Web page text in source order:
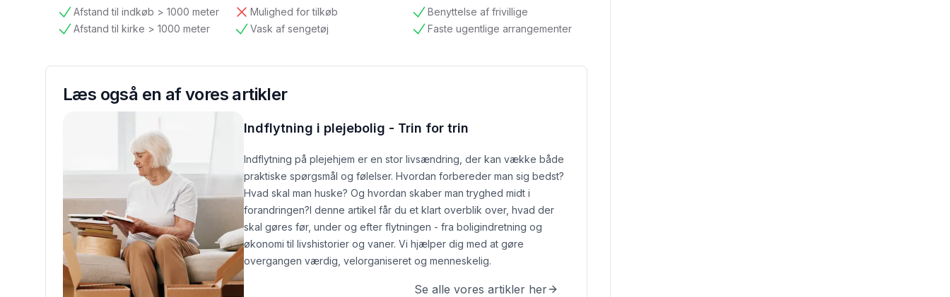
Afstand til indkøb > 1000 meter
tilgængelig
Afstand til kirke > 1000 meter
tilgængelig
Mulighed for tilkøb
ikke tilgængelig
Vask af sengetøj
tilgængelig
Benyttelse af frivillige
tilgængelig
Faste ugentlige arrangementer
tilgængelig
Læs også en af vores artikler
Indflytning i plejebolig - Trin for trin
Indflytning på plejehjem er en stor livsændring, der kan vække både
praktiske spørgsmål og følelser. Hvordan forbereder man sig bedst?
Hvad skal man huske? Og hvordan skaber man tryghed midt i
forandringen?I denne artikel får du et klart overblik over, hvad der
skal gøres før, under og efter flytningen - fra boligindretning og
økonomi til livshistorier og vaner. Vi hjælper dig med at gøre
overgangen værdig, velorganiseret og menneskelig.
Se alle vores artikler her